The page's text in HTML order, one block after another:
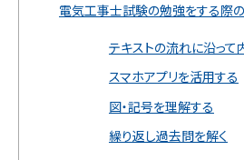
電気工事士試験の勉強をする際の
テキストの流れに沿って
スマホアプリを活用する
図・記号を理解する
繰り返し過去問を解く